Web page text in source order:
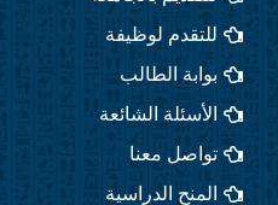
للتقدم لوظيفة
بوابة الطالب
الأسئلة الشائعة
تواصل معنا
المنح الدراسية